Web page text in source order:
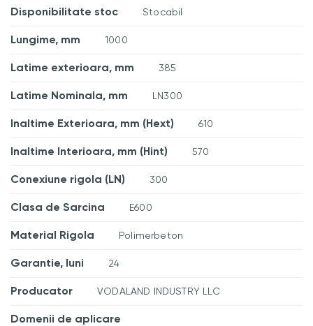
Disponibilitate stoc Stocabil
Lungime, mm 1000
Latime exterioara, mm 385
Latime Nominala, mm LN300
Inaltime Exterioara, mm (Hext) 610
Inaltime Interioara, mm (Hint) 570
Conexiune rigola (LN) 300
Clasa de Sarcina E600
Material Rigola Polimerbeton
Garantie, luni 24
Producator VODALAND INDUSTRY LLC
Domenii de aplicare